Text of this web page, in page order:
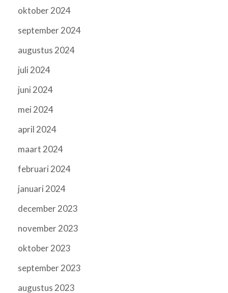
oktober 2024
september 2024
augustus 2024
juli 2024
juni 2024
mei 2024
april 2024
maart 2024
februari 2024
januari 2024
december 2023
november 2023
oktober 2023
september 2023
augustus 2023